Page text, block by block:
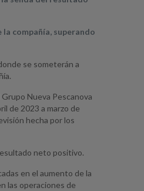
compañía, superando
se someterán a
Nueva Pescanova
de 2023 a marzo de
hecha por los
neto positivo.
en el aumento de la
las operaciones de